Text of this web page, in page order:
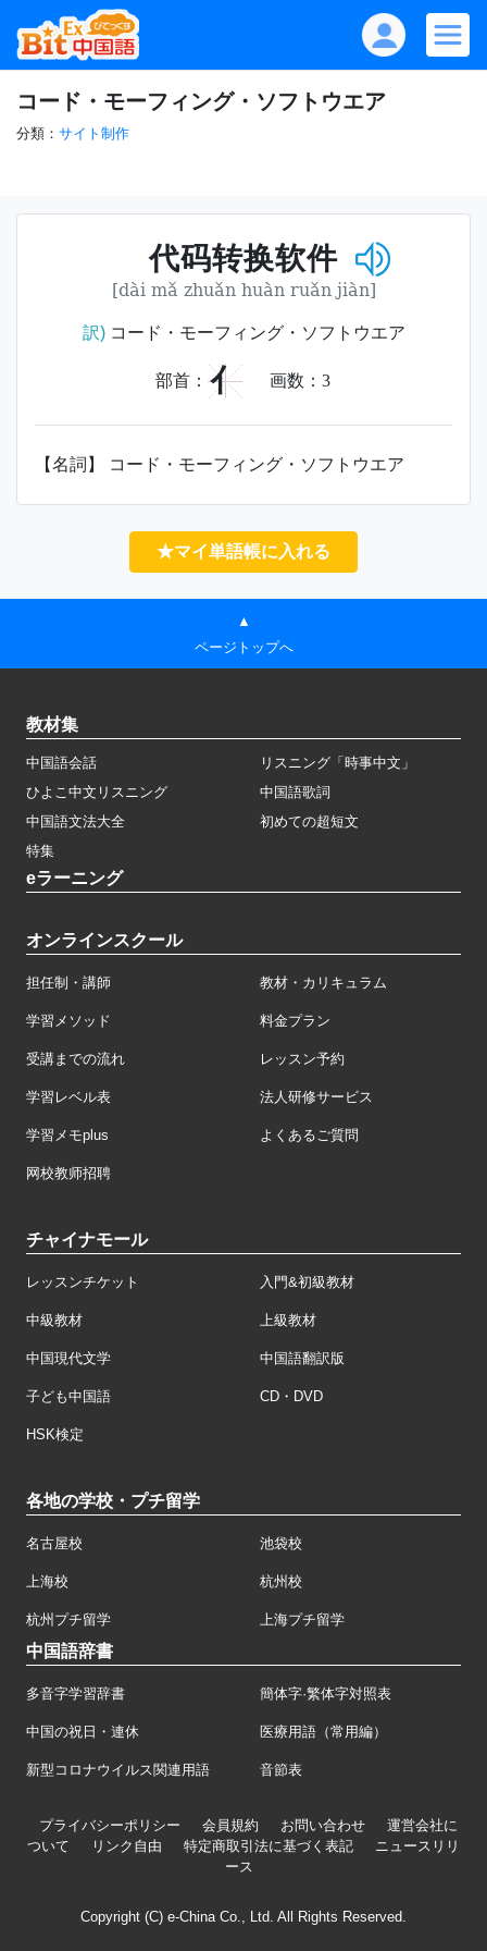
コード・モーフィング・ソフトウエア
分類： サイト制作
代码转换软件
[dài mǎ zhuǎn huàn ruǎn jiàn]
訳)コード・モーフィング・ソフトウエア
部首： 亻 画数： 3
【名詞】 コード・モーフィング・ソフトウエア
★マイ単語帳に入れる
▲
ページトップへ
教材集
中国語会話
リスニング「時事中文」
ひよこ中文リスニング
中国語歌詞
中国語文法大全
初めての超短文
特集
eラーニング
オンラインスクール
担任制・講師 教材・カリキュラム
学習メソッド 料金プラン
受講までの流れ レッスン予約
学習レベル表 法人研修サービス
学習メモplus よくあるご質問
网校教师招聘
チャイナモール
レッスンチケット 入門&初級教材
中級教材 上級教材
中国現代文学 中国語翻訳版
子ども中国語 CD・DVD
HSK検定
各地の学校・プチ留学
名古屋校 池袋校
上海校 杭州校
杭州プチ留学 上海プチ留学
中国語辞書
多音字学習辞書 簡体字·繁体字対照表
中国の祝日・連休 医療用語（常用編）
新型コロナウイルス関連用語 音節表
プライバシーポリシー 会員規約 お問い合わせ
運営会社に
ついて
リンク自由 特定商取引法に基づく表記
ニュースリリ
ース
Copyright (C) e-China Co., Ltd. All Rights Reserved.